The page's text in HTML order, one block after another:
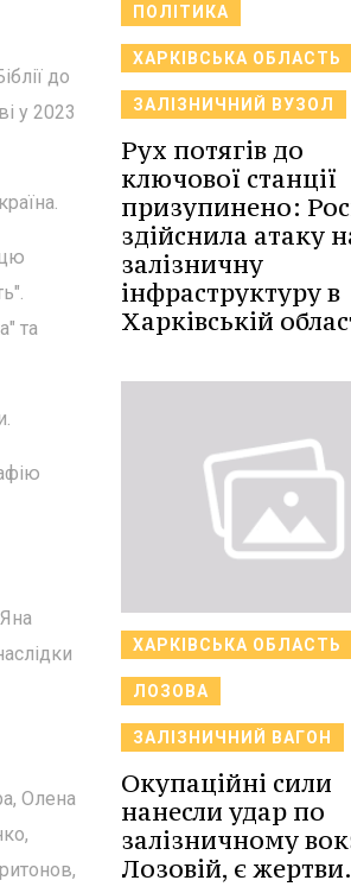
до
у 2023
та
Олена
ПОЛІТИКА
ХАРКІВСЬКА ОБЛАСТЬ
ЗАЛІЗНИЧНИЙ ВУЗОЛ
Рух потягів до
ключової станції
призупинено:
здійснила атаку
залізничну
інфраструктуру в
Харківській
ХАРКІВСЬКА ОБЛАСТЬ
ЛОЗОВА
ЗАЛІЗНИЧНИЙ ВАГОН
Окупаційні сили
нанесли удар по
залізничному
Лозовій, є жертви.